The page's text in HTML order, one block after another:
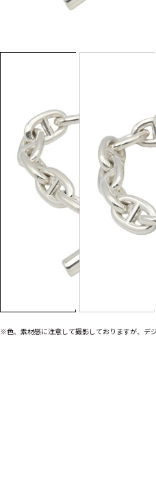
※色、素材感に注意して撮影しておりますが、デ